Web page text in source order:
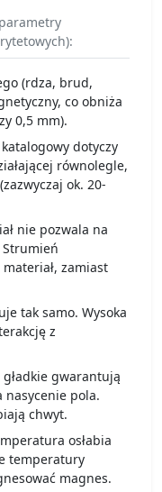
(rdza, brud,
co obniża
0,5 mm).
dotyczy
równolegle,
ok. 20-
nie pozwala na
Strumień
zamiast
tak samo. Wysoka
z
gwarantują
pola.
chwyt.
osłabia
temperatury
magnes.